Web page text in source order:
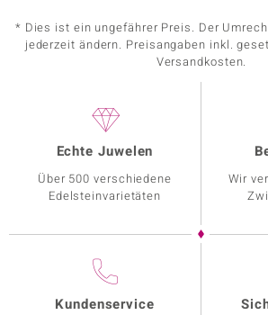
* Dies ist ein ungefährer Preis. Der
jederzeit ändern. Preisangaben inkl.
Versandkosten.
Echte Juwelen
Über 500 verschiedene
Edelsteinvarietäten
Wir
Kundenservice